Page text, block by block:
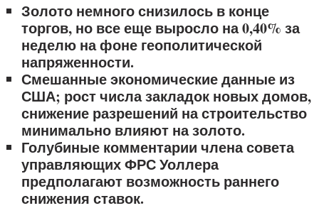
Золото немного снизилось в конце
торгов, но все еще выросло на 0,40% за
неделю на фоне геополитической
напряженности.
Смешанные экономические данные из
США; рост числа закладок новых домов,
снижение разрешений на строительство
минимально влияют на золото.
Голубиные комментарии члена совета
управляющих ФРС Уоллера
предполагают возможность раннего
снижения ставок.